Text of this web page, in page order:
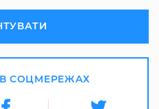
СОЦМЕРЕЖАХ